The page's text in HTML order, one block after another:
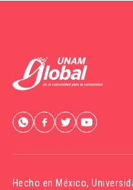
Hecho en México,